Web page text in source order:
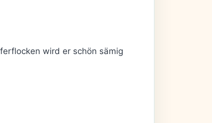
wird er schön sämig